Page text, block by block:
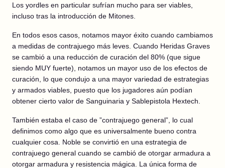
Los yordles en particular sufrían mucho para ser viables,
incluso tras la introducción de Mitones.
En todos esos casos, notamos mayor éxito cuando cambiamos
a medidas de contrajuego más leves. Cuando Heridas Graves
se cambió a una reducción de curación del 80% (que sigue
siendo MUY fuerte), notamos un mayor uso de los efectos de
curación, lo que condujo a una mayor variedad de estrategias
y armados viables, puesto que los jugadores aún podían
obtener cierto valor de Sanguinaria y Sablepistola Hextech.
También estaba el caso de ”contrajuego general”, lo cual
definimos como algo que es universalmente bueno contra
cualquier cosa. Noble se convirtió en una estrategia de
contrajuego general cuando se cambió de otorgar armadura a
otorgar armadura y resistencia mágica. La única forma de